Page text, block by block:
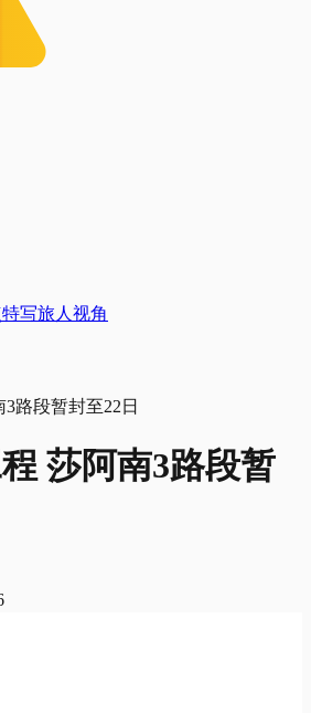
写旅人视角
莎阿南3路段暂